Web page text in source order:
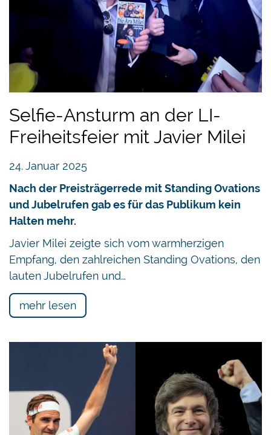
Selfie-Ansturm an der LI-
Freiheitsfeier mit Javier Milei
24. Januar 2025
Nach der Preisträgerrede mit Standing Ovations
und Jubelrufen gab es für das Publikum kein
Halten mehr.
Javier Milei zeigte sich vom warmherzigen
Empfang, den zahlreichen Standing Ovations, den
lauten Jubelrufen und…
mehr lesen